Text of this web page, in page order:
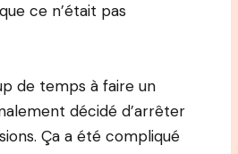
ce n’était pas
de temps à faire un
décidé d’arrêter
Ça a été compliqué